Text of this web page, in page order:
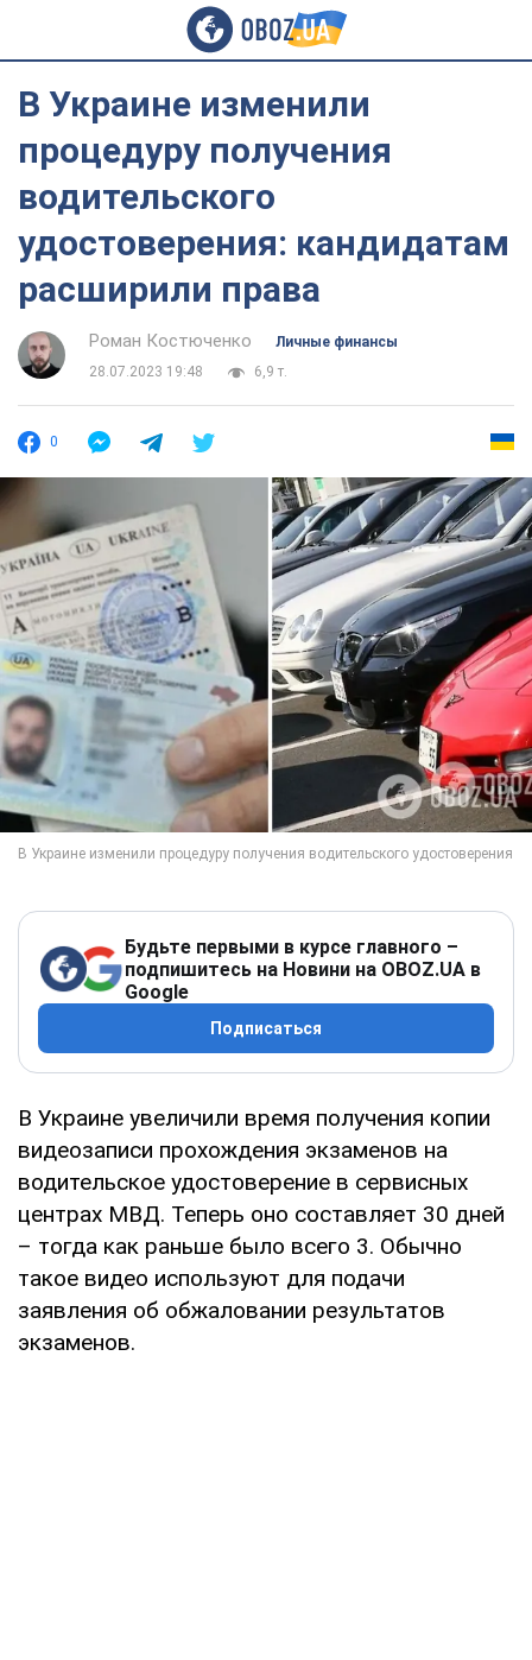
В Украине изменили
процедуру получения
водительского
удостоверения: кандидатам
расширили права
Роман Костюченко
Личные финансы
28.07.2023 19:48
6,9 т.
0
Будьте первыми в курсе главного –
подпишитесь на Новини на OBOZ.UA в
Google
Подписаться
В Украине увеличили время получения копии
видеозаписи прохождения экзаменов на
водительское удостоверение в сервисных
центрах МВД. Теперь оно составляет 30 дней
– тогда как раньше было всего 3. Обычно
такое видео используют для подачи
заявления об обжаловании результатов
экзаменов.